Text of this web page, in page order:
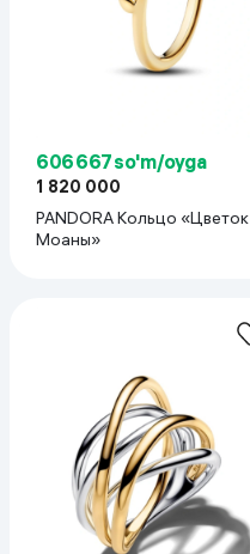
606 667 so'm/oyga
1 820 000
PANDORA Кольцо «Цветок
Моаны»